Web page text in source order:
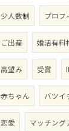
少人数制 プロフ
ご出産 婚活有料
高望み 受賞
赤ちゃん バツイ
恋愛 マッチング